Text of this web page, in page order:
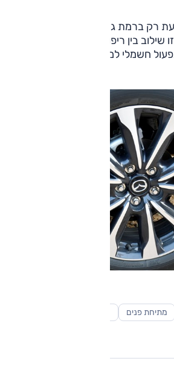
מוצעת רק ברמת גימור 'פיור וייט'
ובזו שילוב בין ריפוד עור לבן ודיפון עור הפוך
חשמלי למושבים, פקדי הילוכים
מתיחת פנים